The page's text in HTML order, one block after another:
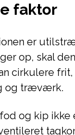
faktor
er
op, skal
cirkulere
og træværk.
og kip ikke